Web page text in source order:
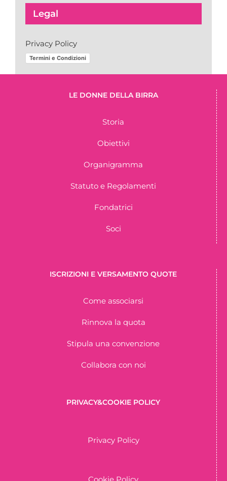
Legal
Privacy Policy
Termini e Condizioni
LE DONNE DELLA BIRRA
Storia
Obiettivi
Organigramma
Statuto e Regolamenti
Fondatrici
Soci
ISCRIZIONI E VERSAMENTO QUOTE
Come associarsi
Rinnova la quota
Stipula una convenzione
Collabora con noi
PRIVACY&COOKIE POLICY
Privacy Policy